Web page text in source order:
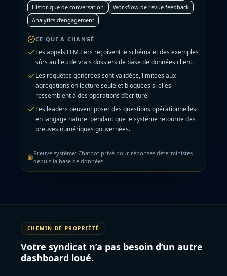
Historique de conversation
Workflow de revue feedback
Analytics d’engagement
CE QUI A CHANGÉ
Les appels LLM tiers reçoivent le schéma et des exemples
sûrs au lieu de vrais dossiers de base de données client.
Les requêtes générées sont validées, limitées aux
agrégations en lecture seule et bloquées si elles
ressemblent à des opérations d’écriture.
Les leaders peuvent poser des questions opérationnelles
en langage naturel pendant que le système retourne des
preuves numériques gouvernées.
Preuve système: Chatbot privé pour réponses déterministes
depuis la base de données
CHEMIN DE PROPRIÉTÉ
Votre syndicat n’a pas besoin d’un autre
dashboard loué.